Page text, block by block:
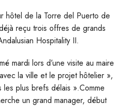
hôtel de la Torre del Puerto de
reçu trois offres de grands
Hospitality II.
mardi lors d’une visite au maire
la ville et le projet hôtelier »,
plus brefs délais ».Comme
un grand manager, début